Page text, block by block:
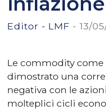
Editor - LMF - 13/
Le commodity come
dimostrato una
negativa con le
molteplici cicli